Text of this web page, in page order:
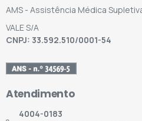
AMS - Assistência Médica
VALE S/A
CNPJ: 33.592.510/0001-54
Atendimento
4004-0183